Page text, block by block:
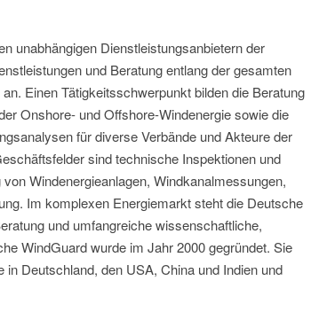
unabhängigen Dienstleistungsanbietern der
und Beratung entlang der gesamten
Einen Tätigkeitsschwerpunkt bilden die Beratung
Onshore- und Offshore-Windenergie sowie die
für diverse Verbände und Akteure der
sind technische Inspektionen und
Windenergieanlagen, Windkanalmessungen,
Im komplexen Energiemarkt steht die Deutsche
und umfangreiche wissenschaftliche,
WindGuard wurde im Jahr 2000 gegründet. Sie
Deutschland, den USA, China und Indien und